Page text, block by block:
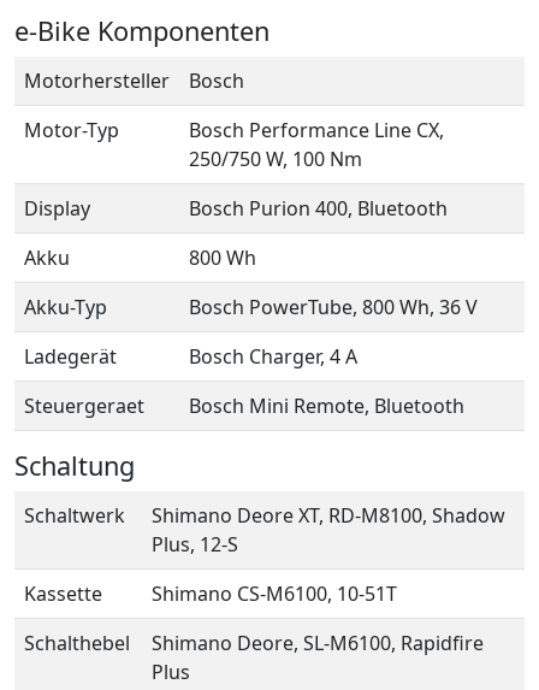
e-Bike Komponenten
Motorhersteller
Bosch
Motor-Typ
Bosch Performance Line CX,
250/750 W, 100 Nm
Display
Bosch Purion 400, Bluetooth
Akku
800 Wh
Akku-Typ
Bosch PowerTube, 800 Wh, 36 V
Ladegerät
Bosch Charger, 4 A
Steuergeraet
Bosch Mini Remote, Bluetooth
Schaltung
Schaltwerk
Shimano Deore XT, RD-M8100, Shadow
Plus, 12-S
Kassette
Shimano CS-M6100, 10-51T
Schalthebel
Shimano Deore, SL-M6100, Rapidfire
Plus